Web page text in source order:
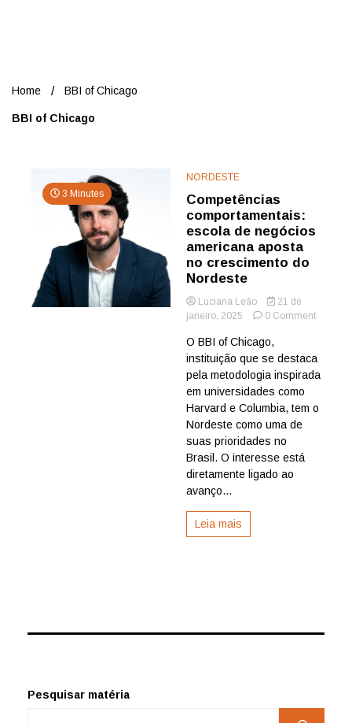
Home BBI of Chicago
BBI of Chicago
3 Minutes
NORDESTE
Competências
comportamentais:
escola de negócios
americana aposta
no crescimento do
Nordeste
Luciana Leão
21 de
janeiro, 2025
0 Commenton
escola
de
aposta
O BBI of Chicago,
instituição que se destaca
pela metodologia inspirada
em universidades como
Harvard e Columbia, tem o
Nordeste como uma de
suas prioridades no
Brasil. O interesse está
diretamente ligado ao
avanço...
Leia mais
Pesquisar matéria